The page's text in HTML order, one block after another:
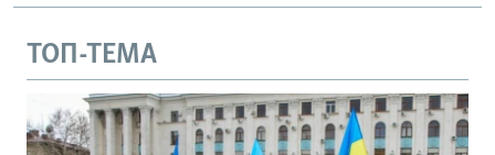
ТОП-ТЕМА